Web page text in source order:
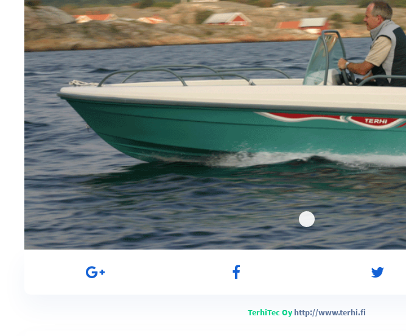
TerhiTec Oy http://www.terhi.fi